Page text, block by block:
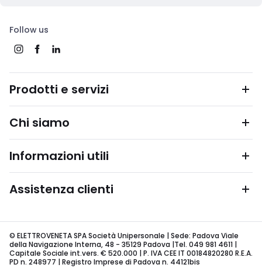
Follow us
Prodotti e servizi
Chi siamo
Informazioni utili
Assistenza clienti
© ELETTROVENETA SPA Società Unipersonale | Sede: Padova Viale
della Navigazione Interna, 48 - 35129 Padova |Tel. 049 981 4611 |
Capitale Sociale int.vers. € 520.000 | P. IVA CEE IT 00184820280 R.E.A.
PD n. 248977 | Registro Imprese di Padova n. 44121bis